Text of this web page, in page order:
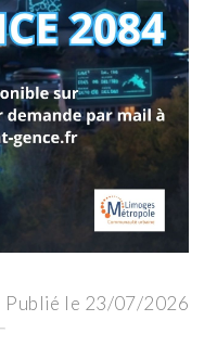
Publié le 23/07/2026